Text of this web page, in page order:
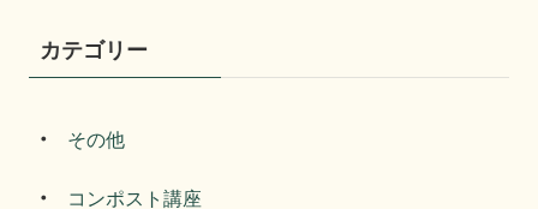
カテゴリー
その他
コンポスト講座